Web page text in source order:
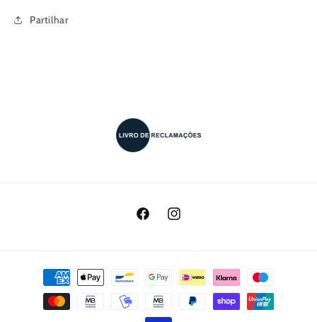
Partilhar
FacebookInstagram
Métodos
pagamento